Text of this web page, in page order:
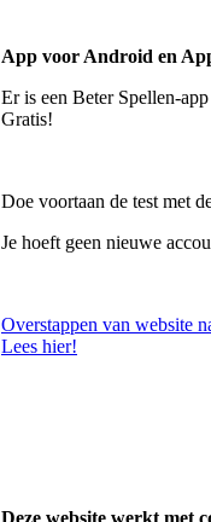
App voor Android en
Er is een Beter Spellen-
Gratis!
Doe voortaan de test met
Je hoeft geen nieuwe
Overstappen van website
Lees hier!
Deze website werkt met